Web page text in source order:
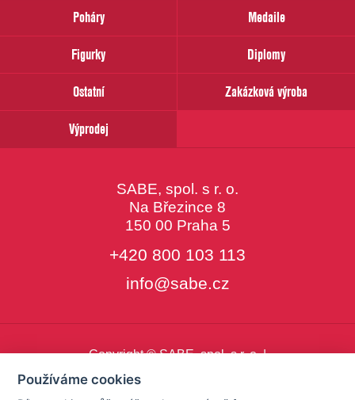
email
Poháry
Medaile
Figurky
Diplomy
Ostatní
Zakázková výroba
Výprodej
SABE, spol. s r. o.
Na Březince 8
150 00 Praha 5
+420 800 103 113
info@sabe.cz
Copyright © SABE, spol. s r. o. |
Používáme cookies